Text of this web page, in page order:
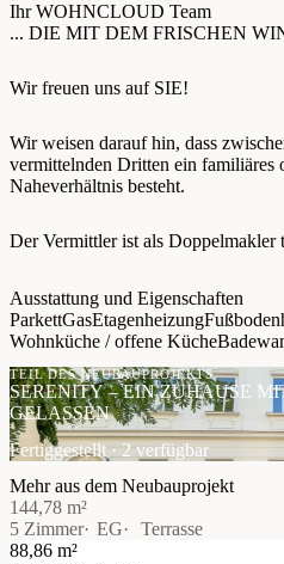
Ihr WOHNCLOUD Team
... DIE MIT DEM FRISCHEN
Wir freuen uns auf SIE!
Wir weisen darauf hin, dass
vermittelnden Dritten ein familiäres
Naheverhältnis besteht.
Der Vermittler ist als Doppelmakler
Ausstattung und Eigenschaften
ParkettGasEtagenheizung
Wohnküche / offene Küche
TEIL DES NEUBAUPROJEKTS
SERENITY – EIN ZUHAUSE
GELASSEN
Fertiggestellt · 2 verfügbar
Mehr aus dem Neubauprojekt
144,78 m²
5 Zimmer
EG Terrasse
88,86 m²